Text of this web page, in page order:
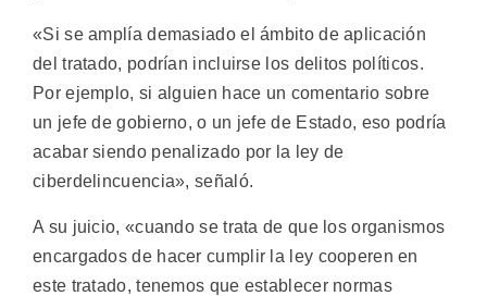
«Si se amplía demasiado el ámbito de aplicación
del tratado, podrían incluirse los delitos políticos.
Por ejemplo, si alguien hace un comentario sobre
un jefe de gobierno, o un jefe de Estado, eso podría
acabar siendo penalizado por la ley de
ciberdelincuencia», señaló.
A su juicio, «cuando se trata de que los organismos
encargados de hacer cumplir la ley cooperen en
este tratado, tenemos que establecer normas